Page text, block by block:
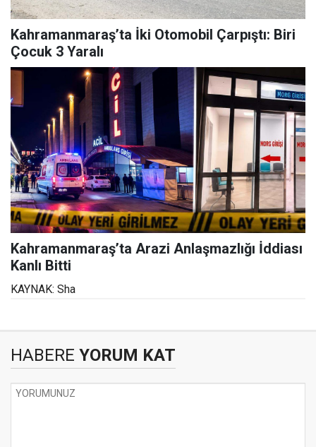
Kahramanmaraş’ta İki Otomobil Çarpıştı: Biri
Çocuk 3 Yaralı
Kahramanmaraş’ta Arazi Anlaşmazlığı İddiası
Kanlı Bitti
KAYNAK: Sha
HABERE YORUM KAT